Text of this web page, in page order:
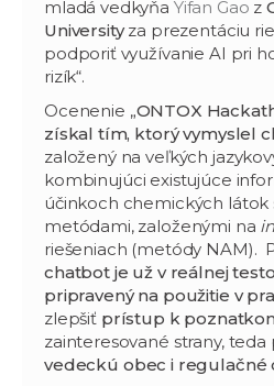
mladá vedkyňa Yifan Gao z
Universityza prezentáciu
podporiť využívanie AI pri
rizík“.
Ocenenie „ONTOX
získal tím, ktorý vymyslel
založený na veľkých
kombinujúci existujúce
účinkoch chemických
metódami, založenými na
riešeniach (metódy NAM).
chatbot je už v reálnej
pripravený na použitie v
zlepšiť prístup k
zainteresované strany, teda
vedeckú obec i regulačné